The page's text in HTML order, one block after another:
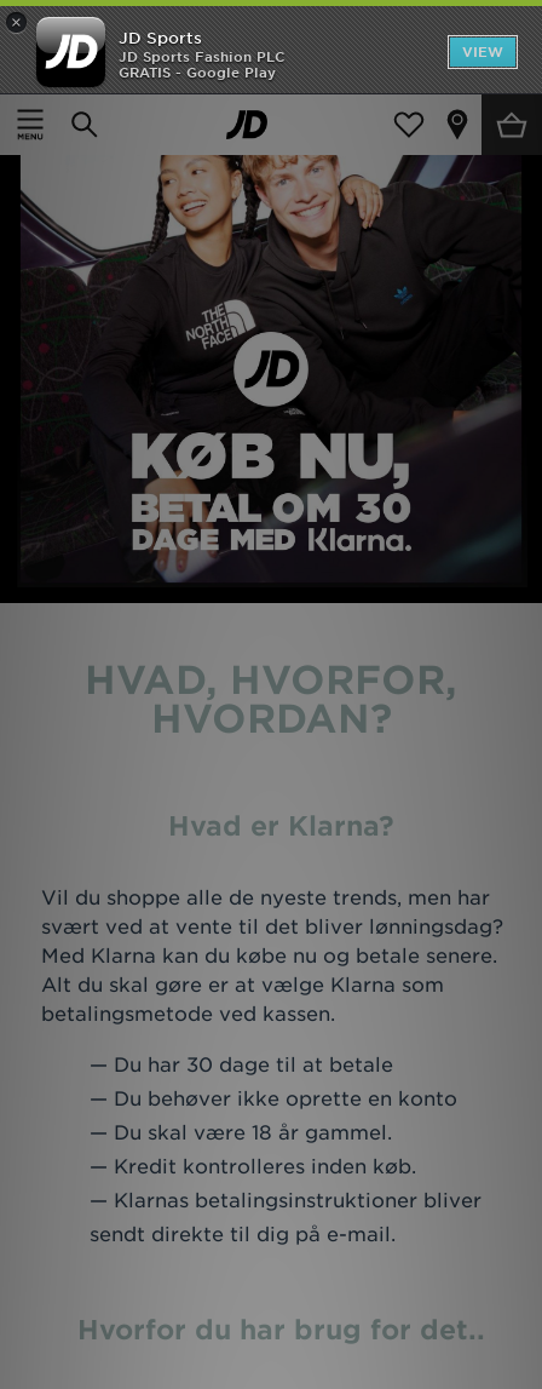
×
JD Sports
JD Sports Fashion PLC
GRATIS - Google Play
VIEW
HVAD, HVORFOR,
HVORDAN?
Hvad er Klarna?
Vil du shoppe alle de nyeste trends, men har
svært ved at vente til det bliver lønningsdag?
Med Klarna kan du købe nu og betale senere.
Alt du skal gøre er at vælge Klarna som
betalingsmetode ved kassen.
Du har 30 dage til at betale
Du behøver ikke oprette en konto
Du skal være 18 år gammel.
Kredit kontrolleres inden køb.
Klarnas betalingsinstruktioner bliver
sendt direkte til dig på e-mail.
Hvorfor du har brug for det..
Hjem
Udsalg
Nyheder
Herrer
Damer
Brands
Sport